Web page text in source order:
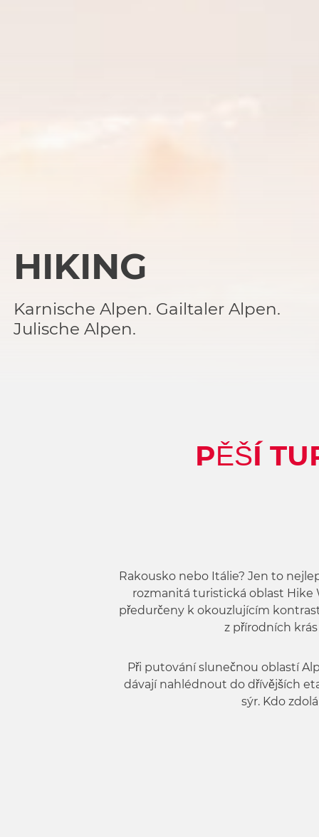
HIKING
Karnische Alpen. Gailtaler Alpen.
Julische Alpen.
PĚŠÍ
Rakousko nebo Itálie? Jen to
rozmanitá turistická oblast Hike
předurčeny k okouzlujícím
z přírodních
Při putování slunečnou oblastí
dávají nahlédnout do dřívějších
sýr. Kdo